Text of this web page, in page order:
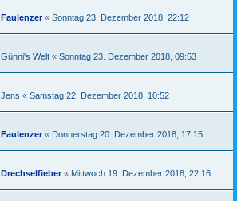
Faulenzer« Sonntag 23. Dezember 2018, 22:12
Günni's Welt « Sonntag 23. Dezember 2018, 09:53
Jens « Samstag 22. Dezember 2018, 10:52
Faulenzer « Donnerstag 20. Dezember 2018, 17:15
Drechselfieber« Mittwoch 19. Dezember 2018, 22:16